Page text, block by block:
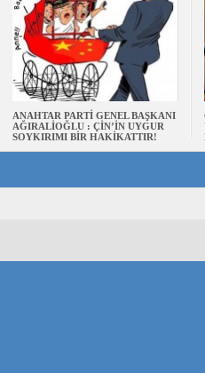
ANAHTAR PARTİ GENEL BAŞKANI
AĞIRALİOĞLU : ÇİN’İN UYGUR
SOYKIRIMI BİR HAKİKATTIR!